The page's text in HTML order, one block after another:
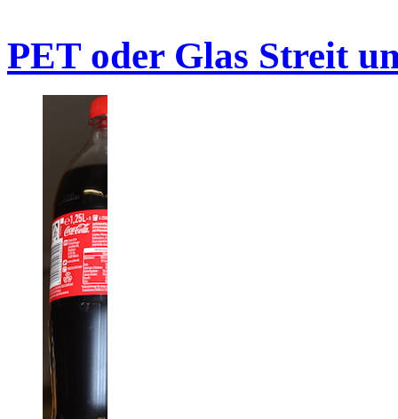
PET oder Glas Streit